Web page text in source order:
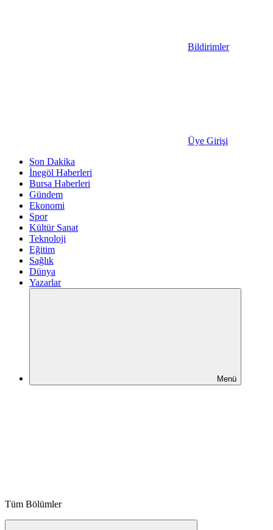
Bildirimler
Üye Girişi
Son Dakika
İnegöl Haberleri
Bursa Haberleri
Gündem
Ekonomi
Spor
Kültür Sanat
Teknoloji
Eğitim
Sağlık
Dünya
Yazarlar
Menü
Tüm Bölümler